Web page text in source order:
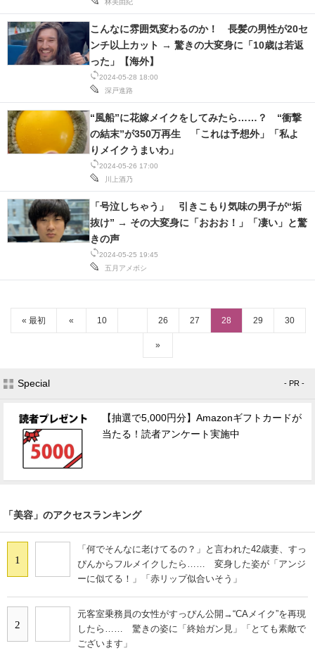
林美由紀
2024-05-28 18:00
深戸進路
こんなに雰囲気変わるのか！ 長髪の男性が20セ
ンチ以上カット → 驚きの大変身に「10歳は若返
った」【海外】
2024-05-26 17:00
川上酒乃
“風船”に花嫁メイクをしてみたら……？ “衝撃
の結末”が350万再生 「これは予想外」「私よ
りメイクうまいわ」
2024-05-25 19:45
五月アメボシ
「号泣しちゃう」 引きこもり気味の男子が“垢
抜け” → その大変身に「おおお！」「凄い」と驚
きの声
« 最初 « 10 26 27 28 29 30
»
Special - PR -
【抽選で5,000円分】Amazonギフトカードが
当たる！読者アンケート実施中
「美容」のアクセスランキング
1
「何でそんなに老けてるの？」と言われた42歳妻、すっ
ぴんからフルメイクしたら…… 変身した姿が「アンジ
ーに似てる！」「赤リップ似合いそう」
2
元客室乗務員の女性がすっぴん公開→“CAメイク”を再現
したら…… 驚きの姿に「終始ガン見」「とても素敵で
ございます」